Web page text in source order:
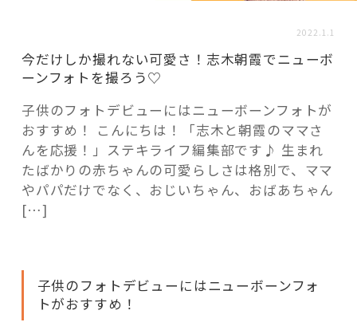
「モノ」
fleXe リノベ事例
「ひと」
2022.1.1
今だけしか撮れない可愛さ！志木朝霞でニューボ
ーンフォトを撮ろう♡
子供のフォトデビューにはニューボーンフォトが
おすすめ！ こんにちは！「志木と朝霞のママさ
んを応援！」ステキライフ編集部です♪ 生まれ
たばかりの赤ちゃんの可愛らしさは格別で、ママ
やパパだけでなく、おじいちゃん、おばあちゃん
[…]
子供のフォトデビューにはニューボーンフォ
トがおすすめ！